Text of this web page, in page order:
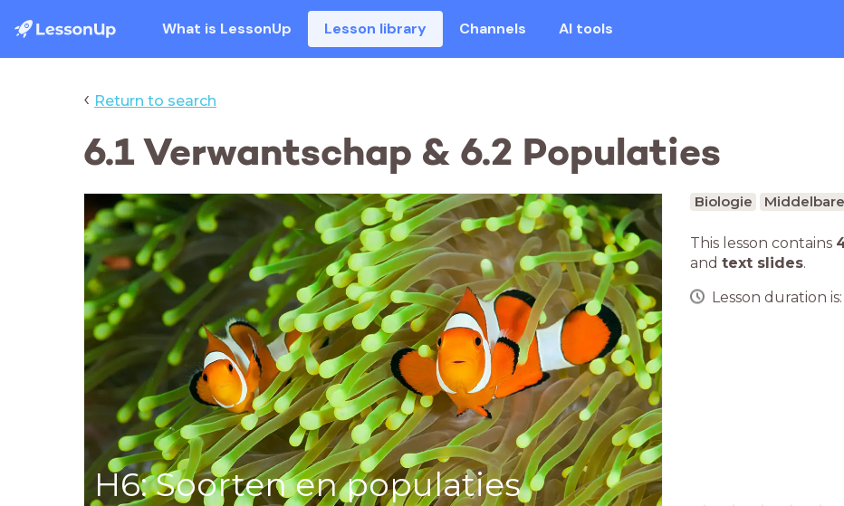
What is LessonUp Lesson library Channels AI tools
‹ Return to search
6.1 Verwantschap & 6.2 Populaties
H6: Soorten en populaties
Biologie
This lesson contains
and text slides.
Lesson duration is: